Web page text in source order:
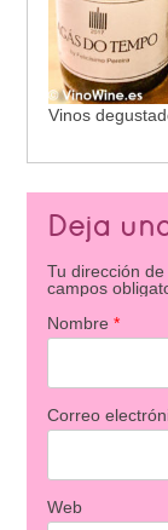
Vinos
Deja
Tu dirección
campos
Nombre *
Correo
Web